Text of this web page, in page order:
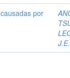
por
J.E.